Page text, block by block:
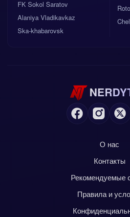
FK Sokol Saratov
Alaniya Vladikavkaz
Ska-khabarovsk
О нас
Контакты
Рекомендуемые
Правила и